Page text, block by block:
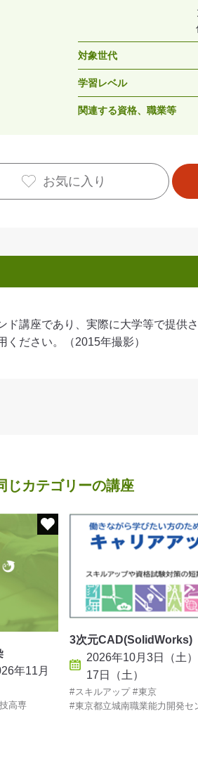
対象世代
学習レベル
関連する資格、職業等
お気に入り
講座であり、実際に大学等で提供
ださい。（2015年撮影）
じカテゴリーの講座
年11月
高専
3次元CAD(SolidWorks)
2026年10月3日（土
17日（土）
スキルアップ
東京
東京都立城南職業能力開発セ